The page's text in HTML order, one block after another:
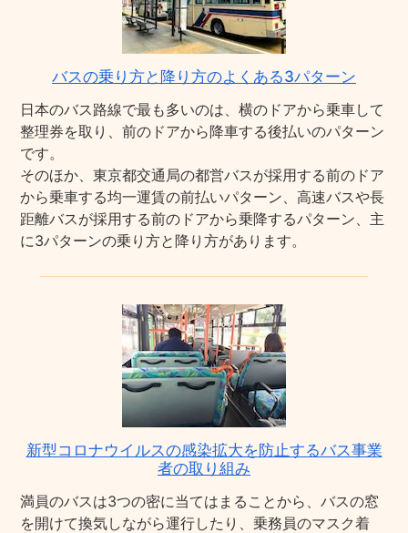
バスの乗り方と降り方のよくある3パターン
日本のバス路線で最も多いのは、横のドアから乗車して
整理券を取り、前のドアから降車する後払いのパターン
です。
そのほか、東京都交通局の都営バスが採用する前のドア
から乗車する均一運賃の前払いパターン、高速バスや長
距離バスが採用する前のドアから乗降するパターン、主
に3パターンの乗り方と降り方があります。
新型コロナウイルスの感染拡大を防止するバス事業
者の取り組み
満員のバスは3つの密に当てはまることから、バスの窓
を開けて換気しながら運行したり、乗務員のマスク着